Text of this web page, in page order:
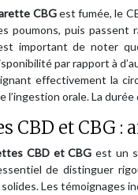
CBGest fumée, le
poumons, puis
important de noter
par rapport à
effectivement la
l’ingestion orale. La
CBD et CBG :
CBD et CBGest un
de distinguer
Les témoignages